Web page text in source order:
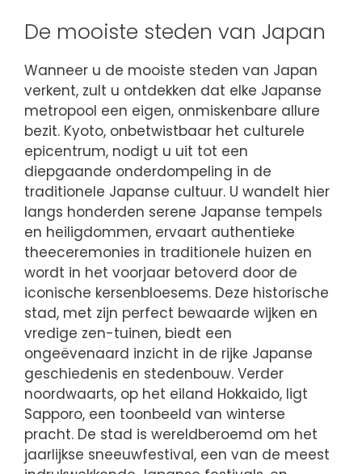
De mooiste steden van Japan
Wanneer u de mooiste steden van Japan
verkent, zult u ontdekken dat elke Japanse
metropool een eigen, onmiskenbare allure
bezit. Kyoto, onbetwistbaar het culturele
epicentrum, nodigt u uit tot een
diepgaande onderdompeling in de
traditionele Japanse cultuur. U wandelt hier
langs honderden serene Japanse tempels
en heiligdommen, ervaart authentieke
theeceremonies in traditionele huizen en
wordt in het voorjaar betoverd door de
iconische kersenbloesems. Deze historische
stad, met zijn perfect bewaarde wijken en
vredige zen-tuinen, biedt een
ongeëvenaard inzicht in de rijke Japanse
geschiedenis en stedenbouw. Verder
noordwaarts, op het eiland Hokkaido, ligt
Sapporo, een toonbeeld van winterse
pracht. De stad is wereldberoemd om het
jaarlijkse sneeuwfestival, een van de meest